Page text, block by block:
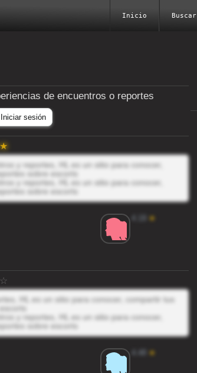
Inicio Buscar
de encuentros o reportes
Iniciar sesión
y reportes, HL es un sitio para conocer,
sobre escorts
y reportes, HL es un sitio para conocer,
sobre escorts
★
HL es un sitio para conocer, compartir tus
y reportes, HL es un sitio para conocer,
sobre escorts
★